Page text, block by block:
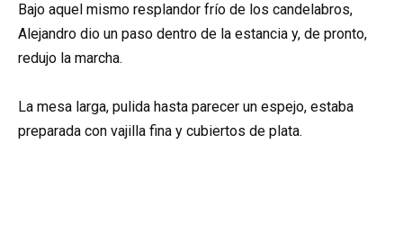
Bajo aquel mismo resplandor frío de los candelabros,
Alejandro dio un paso dentro de la estancia y, de pronto,
redujo la marcha.
La mesa larga, pulida hasta parecer un espejo, estaba
preparada con vajilla fina y cubiertos de plata.